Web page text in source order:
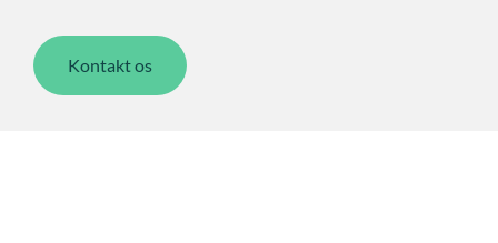
Kontakt os